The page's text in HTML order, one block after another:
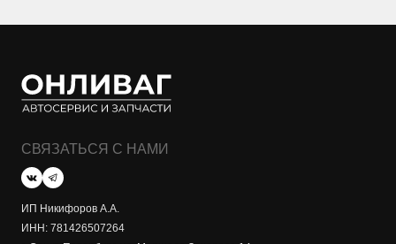
СВЯЗАТЬСЯ С НАМИ
ИП Никифоров А.А.
ИНН: 781426507264